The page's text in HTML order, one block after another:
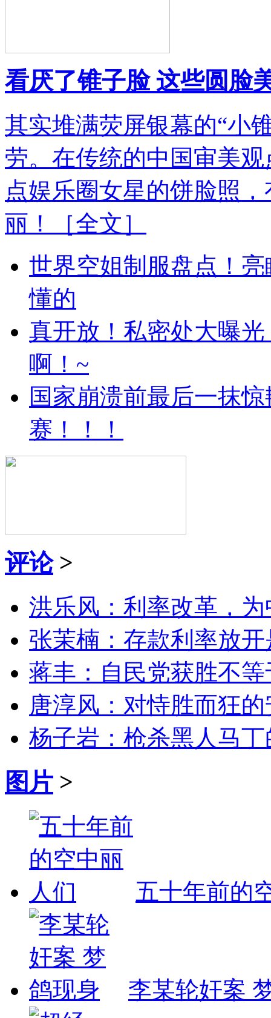
看厌了锥子脸 这些圆脸
其实堆满荧屏银幕的“小
劳。在传统的中国审美
点娱乐圈女星的饼脸照
丽！
［全文］
世界空姐制服盘点！
懂的
真开放！私密处大曝
啊！~
国家崩溃前最后一抹
赛！！！
评论>
洪乐风：利率改革，
张茉楠：存款利率放
蒋丰：自民党获胜不
唐淳风：对恃胜而狂
杨子岩：枪杀黑人马
图片 >
五十年前的
李某轮奸案